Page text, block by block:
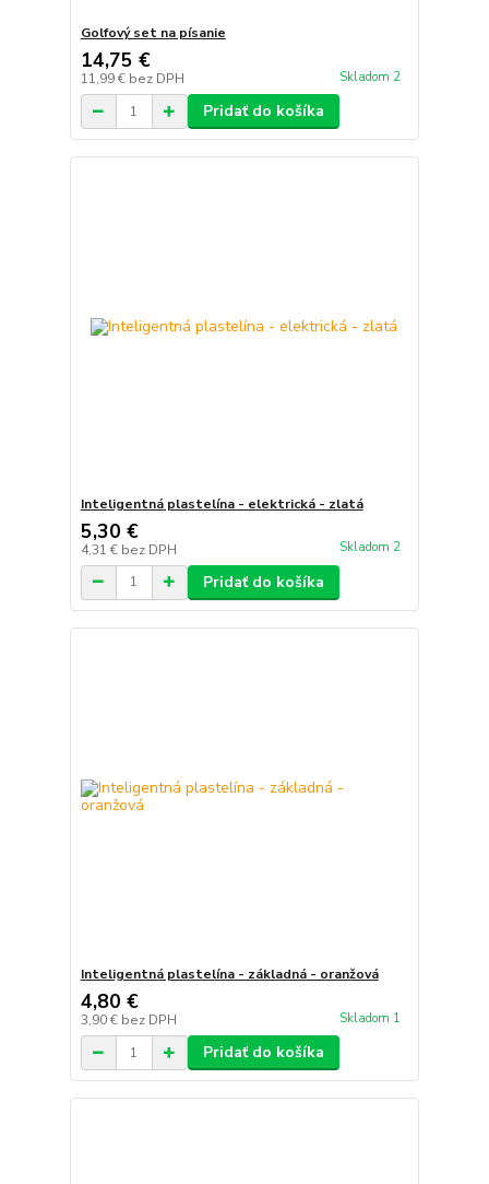
Golfový set na písanie
14,75 €
11,99 € bez DPH Skladom 2
Pridať do košíka
Inteligentná plastelína - elektrická - zlatá
5,30 €
4,31 € bez DPH Skladom 2
Pridať do košíka
Inteligentná plastelína - základná - oranžová
4,80 €
3,90 € bez DPH Skladom 1
Pridať do košíka